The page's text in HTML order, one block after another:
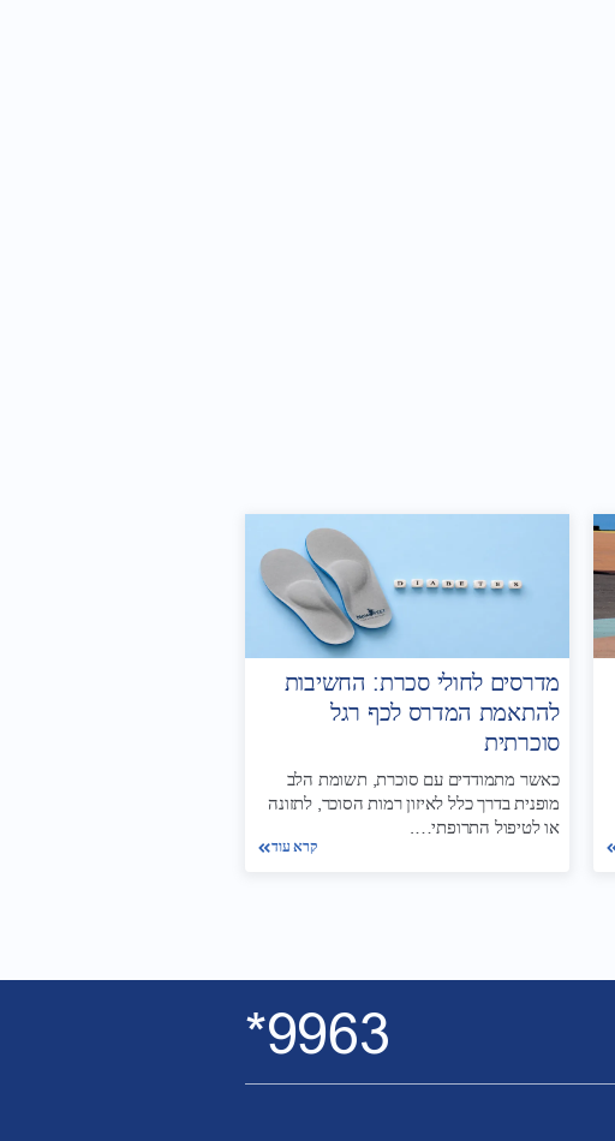
מדרסים לחולי סכרת: החשיבות
להתאמת המדרס לכף רגל
סוכרתית
כאשר מתמודדים עם סוכרת, תשומת הלב
מופנית בדרך כלל לאיזון רמות הסוכר, לתזונה
או לטיפול התרופתי….
קרא עוד
9963*